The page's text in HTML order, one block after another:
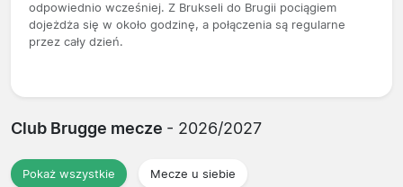
odpowiednio wcześniej. Z Brukseli do Brugii pociągiem
dojeżdża się w około godzinę, a połączenia są regularne
przez cały dzień.
Club Brugge mecze - 2026/2027
Pokaż wszystkie Mecze u siebie